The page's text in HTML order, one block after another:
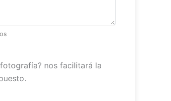
nos facilitará la